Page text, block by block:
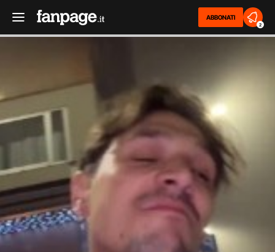
ABBONATI
2